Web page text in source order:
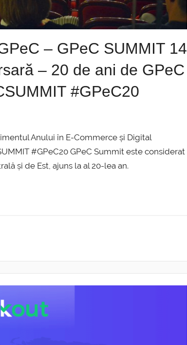
– GPeC SUMMIT 14
– 20 de ani de GPeC
#GPeC20
Anului în E-Commerce și Digital
#GPeC20 GPeC Summit este considerat
și de Est, ajuns la al 20-lea an.